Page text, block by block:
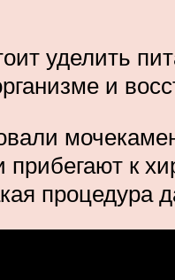
уделить
и
к
процедура